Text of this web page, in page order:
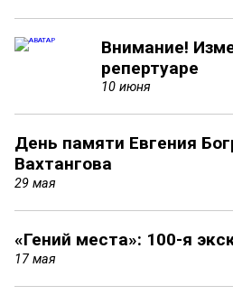
Внимание!
репертуаре
10 июня
День памяти Евгения
Вахтангова
29 мая
«Гений места»: 100-я
17 мая